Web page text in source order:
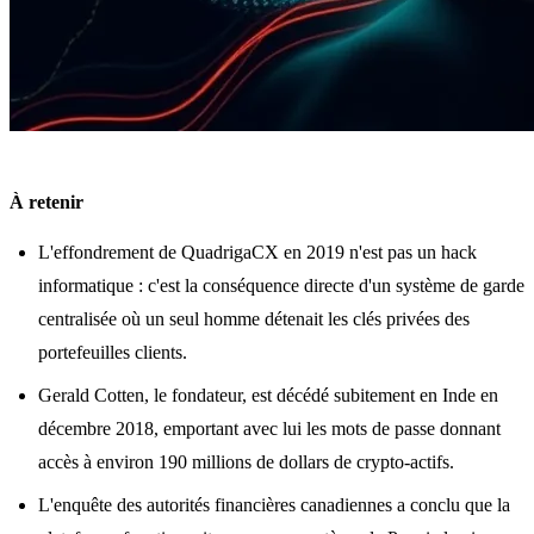
À retenir
L'effondrement de QuadrigaCX en 2019 n'est pas un hack
informatique : c'est la conséquence directe d'un système de garde
centralisée où un seul homme détenait les clés privées des
portefeuilles clients.
Gerald Cotten, le fondateur, est décédé subitement en Inde en
décembre 2018, emportant avec lui les mots de passe donnant
accès à environ 190 millions de dollars de crypto-actifs.
L'enquête des autorités financières canadiennes a conclu que la